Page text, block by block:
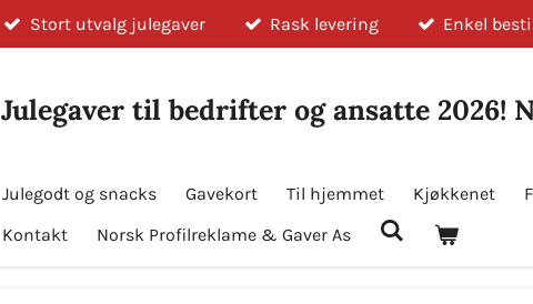
Stort utvalg julegaver Rask levering Enkel
Julegaver til bedrifter og ansatte 2026!
Julegodt og snacks Gavekort Til hjemmet Kjøkkenet
Kontakt Norsk Profilreklame & Gaver As